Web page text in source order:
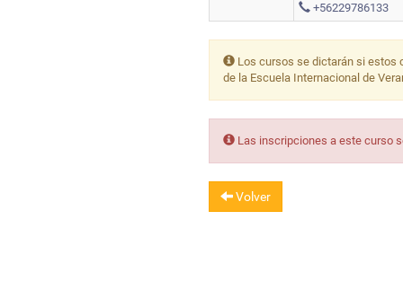
+56229786133
Los cursos se dictarán si estos
de la Escuela Internacional de
Las inscripciones a este curso
Volver